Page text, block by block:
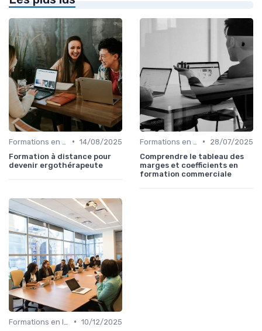
• 14/08/2025
Formation à distance pour
devenir ergothérapeute
•
28/07/2025
Comprendre le tableau des
marges et coefficients en
formation commerciale
• 10/12/2025